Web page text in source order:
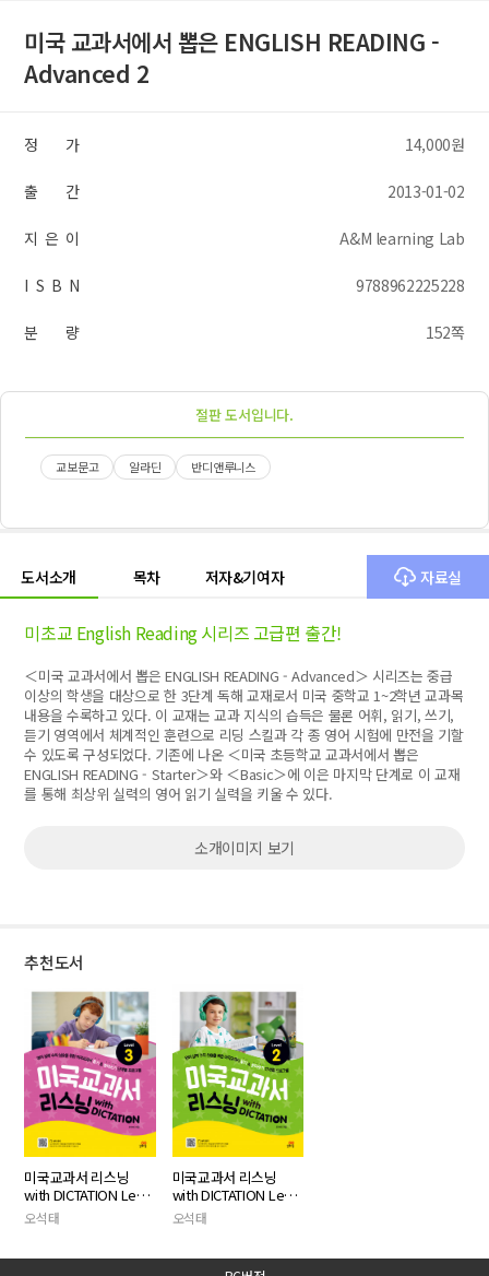
미국 교과서에서 뽑은 ENGLISH READING -
Advanced 2
정 가 14,000원
출 간 2013-01-02
지 은 이 A&M learning Lab
I S B N 9788962225228
분 량 152쪽
절판 도서입니다.
교보문고 알라딘 반디앤루니스
도서소개 목차 저자&기여자 자료실
미초교 English Reading 시리즈 고급편 출간!
＜미국 교과서에서 뽑은 ENGLISH READING - Advanced＞ 시리즈는 중급
이상의 학생을 대상으로 한 3단계 독해 교재로서 미국 중학교 1~2학년 교과목
내용을 수록하고 있다. 이 교재는 교과 지식의 습득은 물론 어휘, 읽기, 쓰기,
듣기 영역에서 체계적인 훈련으로 리딩 스킬과 각 종 영어 시험에 만전을 기할
수 있도록 구성되었다. 기존에 나온 ＜미국 초등학교 교과서에서 뽑은
ENGLISH READING - Starter＞와 ＜Basic＞에 이은 마지막 단계로 이 교재
를 통해 최상위 실력의 영어 읽기 실력을 키울 수 있다.
소개이미지 보기
추천도서
미국교과서 리스닝
with DICTATION Level
3
오석태
미국교과서 리스닝
with DICTATION Level
2
오석태